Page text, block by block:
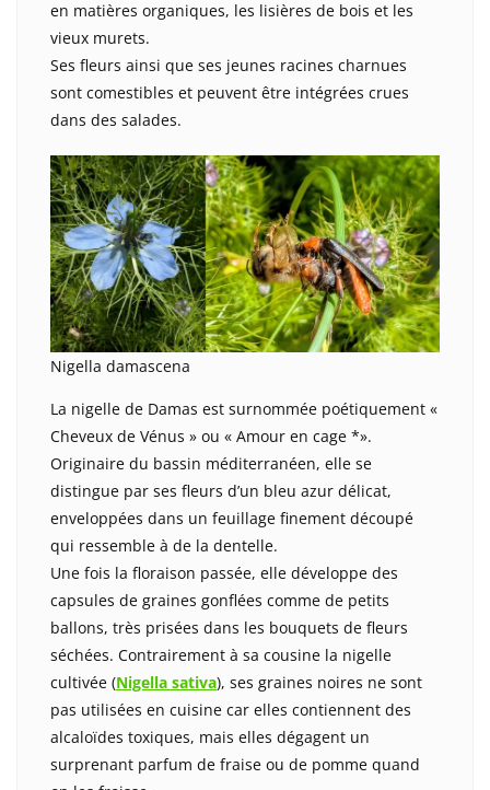
en matières organiques, les lisières de bois et les
vieux murets.
Ses fleurs ainsi que ses jeunes racines charnues
sont comestibles et peuvent être intégrées crues
dans des salades.
Nigella damascena
La nigelle de Damas est surnommée poétiquement «
Cheveux de Vénus » ou « Amour en cage *».
Originaire du bassin méditerranéen, elle se
distingue par ses fleurs d’un bleu azur délicat,
enveloppées dans un feuillage finement découpé
qui ressemble à de la dentelle.
Une fois la floraison passée, elle développe des
capsules de graines gonflées comme de petits
ballons, très prisées dans les bouquets de fleurs
séchées. Contrairement à sa cousine la nigelle
cultivée (Nigella sativa), ses graines noires ne sont
pas utilisées en cuisine car elles contiennent des
alcaloïdes toxiques, mais elles dégagent un
surprenant parfum de fraise ou de pomme quand